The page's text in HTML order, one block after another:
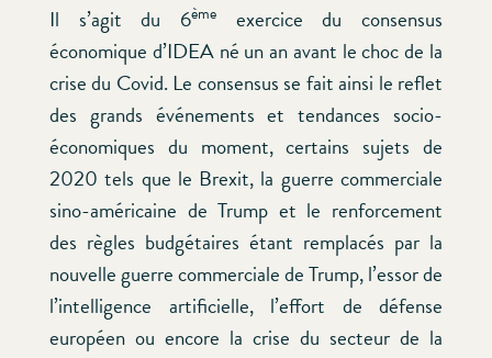
Il s’agit du 6ème
exercice du consensus
économique d’IDEA né un an avant le choc de la
crise du Covid. Le consensus se fait ainsi le reflet
des grands événements et tendances socio-
économiques du moment, certains sujets de
2020 tels que le Brexit, la guerre commerciale
sino-américaine de Trump et le renforcement
des règles budgétaires étant remplacés par la
nouvelle guerre commerciale de Trump, l’essor de
l’intelligence artificielle, l’effort de défense
européen ou encore la crise du secteur de la